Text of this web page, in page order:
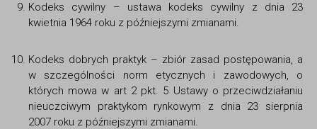
Kodeks cywilny – ustawa kodeks cywilny z dnia 23
kwietnia 1964 roku z późniejszymi zmianami.
Kodeks dobrych praktyk – zbiór zasad postępowania, a
w szczególności norm etycznych i zawodowych, o
których mowa w art 2 pkt. 5 Ustawy o przeciwdziałaniu
nieuczciwym praktykom rynkowym z dnia 23 sierpnia
2007 roku z późniejszymi zmianami.